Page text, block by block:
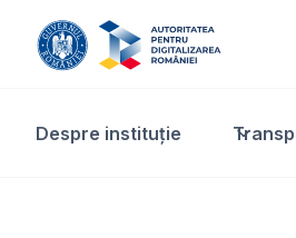
Despre instituție